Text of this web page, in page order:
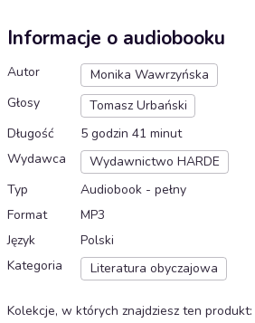
Informacje o audiobooku
Autor
Monika Wawrzyńska
Głosy
Tomasz Urbański
Długość
5 godzin 41 minut
Wydawca
Wydawnictwo HARDE
Typ
Audiobook - pełny
Format
MP3
Język
Polski
Kategoria
Literatura obyczajowa
Kolekcje, w których znajdziesz ten produkt: